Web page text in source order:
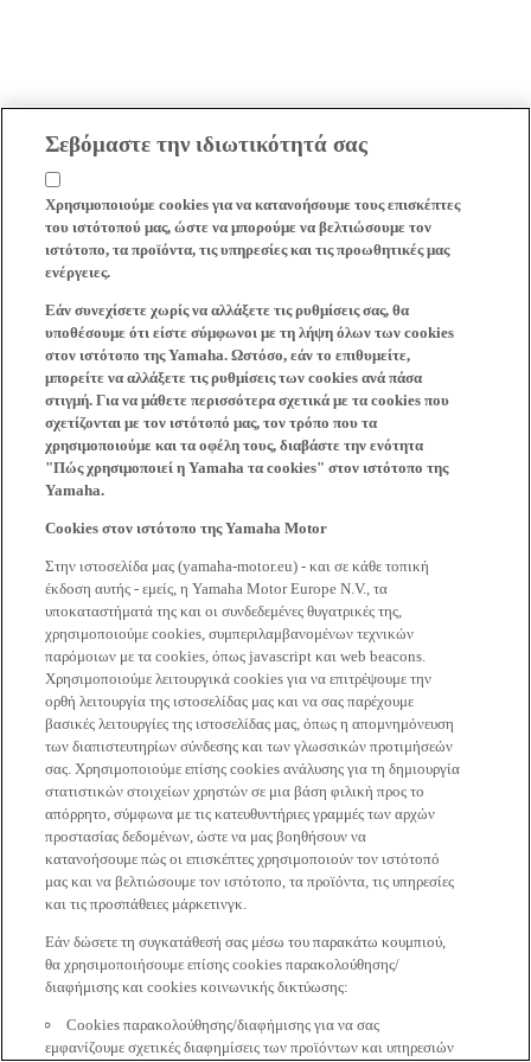
Σεβόμαστε την ιδιωτικότητά σας
Χρησιμοποιούμε cookies για να κατανοήσουμε τους επισκέπτες
του ιστότοπού μας, ώστε να μπορούμε να βελτιώσουμε τον
ιστότοπο, τα προϊόντα, τις υπηρεσίες και τις προωθητικές μας
ενέργειες.
Εάν συνεχίσετε χωρίς να αλλάξετε τις ρυθμίσεις σας, θα
υποθέσουμε ότι είστε σύμφωνοι με τη λήψη όλων των cookies
στον ιστότοπο της Yamaha. Ωστόσο, εάν το επιθυμείτε,
μπορείτε να αλλάξετε τις ρυθμίσεις των cookies ανά πάσα
στιγμή. Για να μάθετε περισσότερα σχετικά με τα cookies που
σχετίζονται με τον ιστότοπό μας, τον τρόπο που τα
χρησιμοποιούμε και τα οφέλη τους, διαβάστε την ενότητα
"Πώς χρησιμοποιεί η Yamaha τα cookies" στον ιστότοπο της
Yamaha.
Cookies στον ιστότοπο της Yamaha Motor
Στην ιστοσελίδα μας (yamaha-motor.eu) - και σε κάθε τοπική
έκδοση αυτής - εμείς, η Yamaha Motor Europe N.V., τα
υποκαταστήματά της και οι συνδεδεμένες θυγατρικές της,
χρησιμοποιούμε cookies, συμπεριλαμβανομένων τεχνικών
παρόμοιων με τα cookies, όπως javascript και web beacons.
Χρησιμοποιούμε λειτουργικά cookies για να επιτρέψουμε την
ορθή λειτουργία της ιστοσελίδας μας και να σας παρέχουμε
βασικές λειτουργίες της ιστοσελίδας μας, όπως η απομνημόνευση
των διαπιστευτηρίων σύνδεσης και των γλωσσικών προτιμήσεών
σας. Χρησιμοποιούμε επίσης cookies ανάλυσης για τη δημιουργία
στατιστικών στοιχείων χρηστών σε μια βάση φιλική προς το
απόρρητο, σύμφωνα με τις κατευθυντήριες γραμμές των αρχών
προστασίας δεδομένων, ώστε να μας βοηθήσουν να
κατανοήσουμε πώς οι επισκέπτες χρησιμοποιούν τον ιστότοπό
μας και να βελτιώσουμε τον ιστότοπο, τα προϊόντα, τις υπηρεσίες
και τις προσπάθειες μάρκετινγκ.
Εάν δώσετε τη συγκατάθεσή σας μέσω του παρακάτω κουμπιού,
θα χρησιμοποιήσουμε επίσης cookies παρακολούθησης/
διαφήμισης και cookies κοινωνικής δικτύωσης:
Cookies παρακολούθησης/διαφήμισης για να σας
εμφανίζουμε σχετικές διαφημίσεις των προϊόντων και υπηρεσιών